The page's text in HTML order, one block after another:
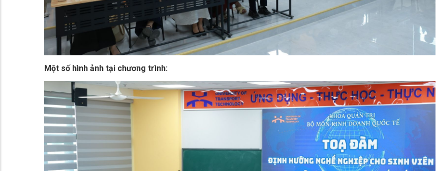
Một số hình ảnh tại chương trình: